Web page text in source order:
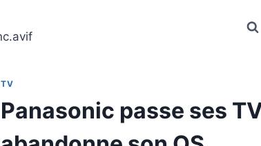
TV
Panasonic passe ses